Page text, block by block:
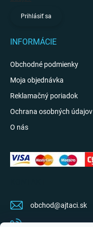
Prihlásiť sa
INFORMÁCIE
Obchodné podmienky
Moja objednávka
Reklamačný poriadok
Ochrana osobných údajov
O nás
obchod@ajtaci.sk
0904 07 34 34